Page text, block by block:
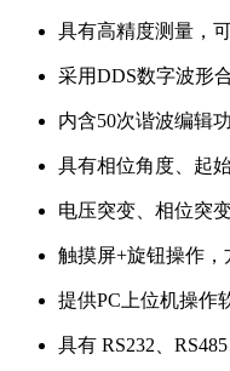
具有高精度测量，
采用DDS数字波形
内含50次谐波编辑功
具有相位角度、起
电压突变、相位突
触摸屏+旋钮操作，
提供PC上位机操作
具有 RS232、